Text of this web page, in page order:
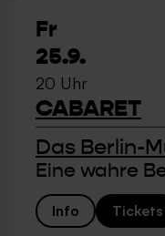
Fr
25.9.
20 Uhr
CABARET
Das Berlin-
Eine wahre
Info Tickets